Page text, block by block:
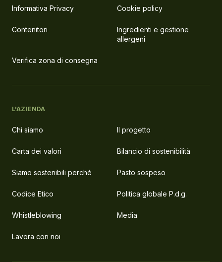
Informativa Privacy Cookie policy
Contenitori
Ingredienti e gestione
allergeni
Verifica zona di consegna
L'AZIENDA
Chi siamo Il progetto
Carta dei valori Bilancio di sostenibilità
Siamo sostenibili perché Pasto sospeso
Codice Etico Politica globale P.d.g.
Whistleblowing Media
Lavora con noi